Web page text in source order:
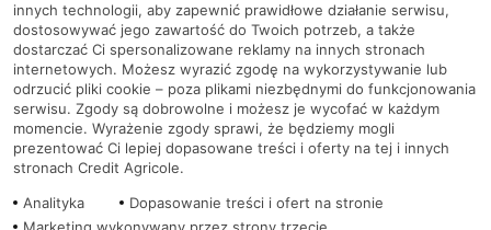
RODO
Regulamin serwisu
Mapa serwisu
PolitykaCookies
innych technologii, aby zapewnić prawidłowe działanie serwisu,
dostosowywać jego zawartość do Twoich potrzeb, a także
dostarczać Ci spersonalizowane reklamy na innych stronach
internetowych. Możesz wyrazić zgodę na wykorzystywanie lub
odrzucić pliki cookie – poza plikami niezbędnymi do funkcjonowania
serwisu. Zgody są dobrowolne i możesz je wycofać w każdym
momencie. Wyrażenie zgody sprawi, że będziemy mogli
prezentować Ci lepiej dopasowane treści i oferty na tej i innych
stronach Credit Agricole.
Analityka
Dopasowanie treści i ofert na stronie